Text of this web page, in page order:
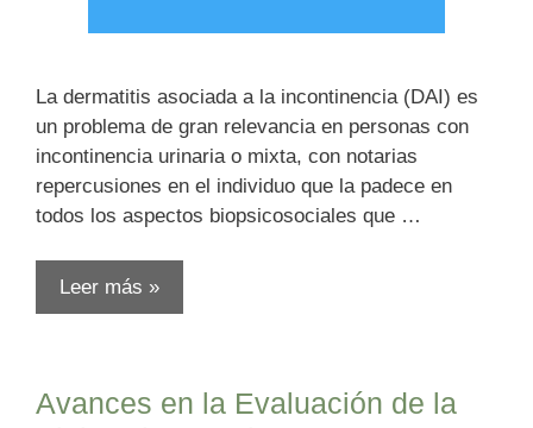
La dermatitis asociada a la incontinencia (DAI) es
un problema de gran relevancia en personas con
incontinencia urinaria o mixta, con notarias
repercusiones en el individuo que la padece en
todos los aspectos biopsicosociales que …
Leer más »
Avances en la Evaluación de la